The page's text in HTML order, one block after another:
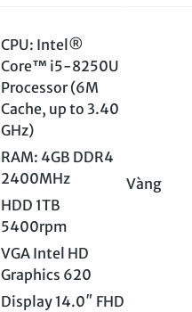
CPU: Intel®
Core™ i5-8250U
Processor (6M
Cache, up to 3.40
GHz)
RAM: 4GB DDR4
2400MHz
HDD 1TB
5400rpm
VGA Intel HD
Graphics 620
Display 14.0″ FHD
Vàng